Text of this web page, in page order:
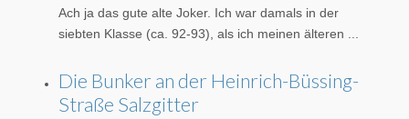
Ach ja das gute alte Joker. Ich war damals in der
siebten Klasse (ca. 92-93), als ich meinen älteren ...
Die Bunker an der Heinrich-Büssing-
Straße Salzgitter